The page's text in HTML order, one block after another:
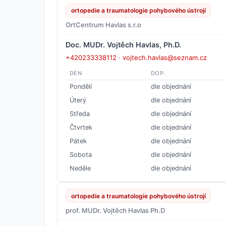
ortopedie a traumatologie pohybového ústrojí
OrtCentrum Havlas s.r.o
Doc. MUDr. Vojtěch Havlas, Ph.D.
+420233338112 · vojtech.havlas@seznam.cz
DEN DOP.
Pondělí
dle objednání
Úterý
dle objednání
Středa
dle objednání
Čtvrtek
dle objednání
Pátek
dle objednání
Sobota
dle objednání
Neděle
dle objednání
ortopedie a traumatologie pohybového ústrojí
prof. MUDr. Vojtěch Havlas Ph.D